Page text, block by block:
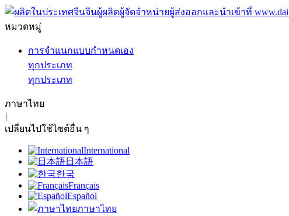
หมวดหมู่
การจำแนกแบบกำหนดเอง
ทุกประเภท
ทุกประเภท
ภาษาไทย
|
เปลี่ยนไปใช้ไซต์อื่น ๆ
International
日本語
한국
Français
Español
ภาษาไทย